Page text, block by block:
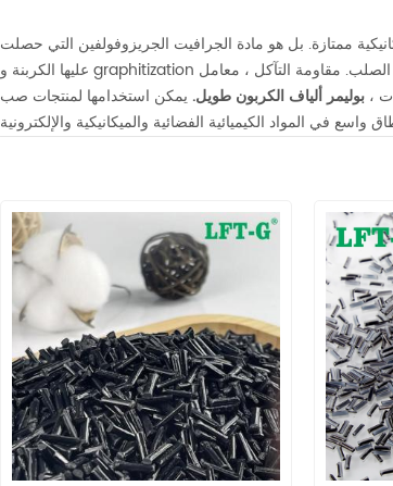
ممتازة. بل هو مادة الجرافيت الجريزوفولفين التي حصلت
عليها الكربنة و graphitization من الألياف العضوية. الثقل النوعي أقل من 1/4 من الصلب ، وقوتها أعلى من قوة الصلب. مقاومة التآكل ، معامل
، بوليمر ألياف الكربون طويل. يمكن استخدامها لمنتجات صب